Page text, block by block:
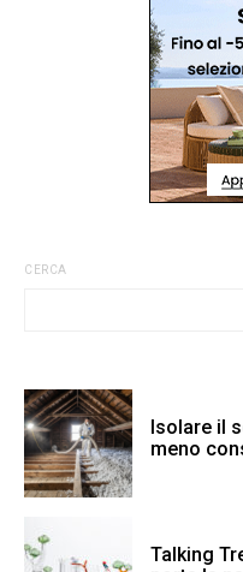
CERCA
Isolare il
meno
Talking